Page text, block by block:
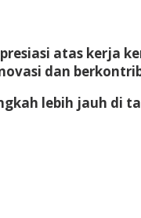
atas kerja
dan
lebih jauh di